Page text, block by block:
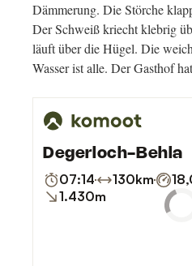
Dämmerung. Die Störche
Der Schweiß kriecht klebrig
läuft über die Hügel. Die
Wasser ist alle. Der Gasthof